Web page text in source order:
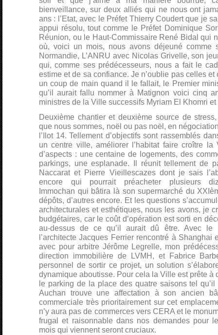
bienveillance, sur deux alliés qui ne nous ont
ans : l’Etat, avec le Préfet Thierry Coudert que je
appui résolu, tout comme le Préfet Dominique
Réunion, ou le Haut-Commissaire René Bidal qui
où, voici un mois, nous avons déjeuné comme
Normandie, L’ANRU avec Nicolas Grivelle, son
qui, comme ses prédécesseurs, nous a fait le
estime et de sa confiance. Je n’oublie pas celles
un coup de main quand il le fallait, le Premier
qu’il aurait fallu nommer à Matignon voici cinq
ministres de la Ville successifs Myriam El Khomri
Deuxième chantier et deuxième source de
que nous sommes, noël ou pas noël, en
l’Ilot 14. Tellement d’objectifs sont rassemblés
un centre ville, améliorer l’habitat faire croître
d’aspects : une centaine de logements, des
parkings, une esplanade. Il réunit tellement de
Naccarat et Pierre Vieillescazes dont je sais
encore qui pourrait préacheter plusieurs
Immochan qui bâtira là son supermarché du
dépôts, d’autres encore. Et les questions
architecturales et esthétiques, nous les avons, je
budgétaires, car le coût d’opération est sorti en
au-dessus de ce qu’il aurait dû être. Avec le
l’architecte Jacques Ferrier rencontré à Shanghai
avec pour arbitre Jérôme Legrelle, mon
direction immobilière de LVMH, et Fabrice
personnel de sortir ce projet, un solution
dynamique aboutisse. Pour cela la Ville est prête à
le parking de la place des quatre saisons tel
Auchan trouve une affectation à son ancien
commerciale très prioritairement sur cet
n’y aura pas de commerces vers CERA et le
frugal et raisonnable dans nos demandes pour
mois qui viennent seront cruciaux.